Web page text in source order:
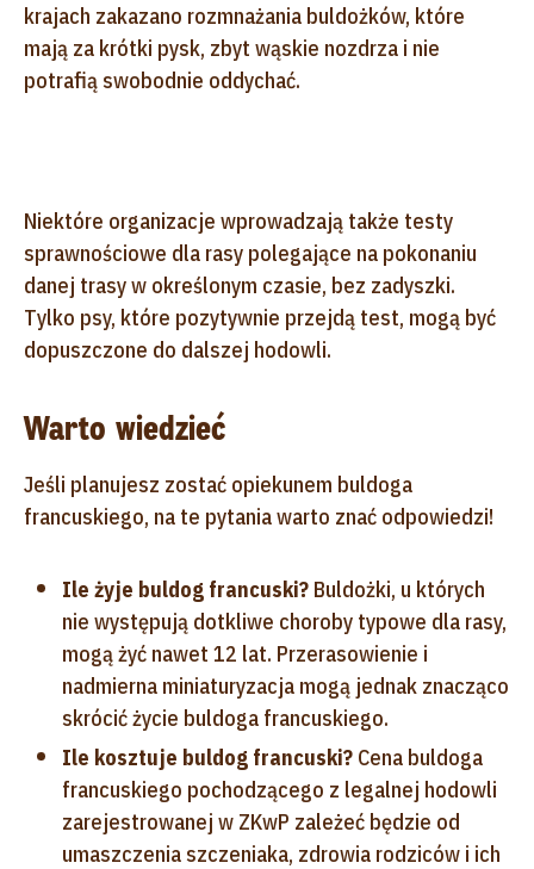
krajach zakazano rozmnażania buldożków, które
mają za krótki pysk, zbyt wąskie nozdrza i nie
potrafią swobodnie oddychać.
Niektóre organizacje wprowadzają także testy
sprawnościowe dla rasy polegające na pokonaniu
danej trasy w określonym czasie, bez zadyszki.
Tylko psy, które pozytywnie przejdą test, mogą być
dopuszczone do dalszej hodowli.
Warto wiedzieć
Jeśli planujesz zostać opiekunem buldoga
francuskiego, na te pytania warto znać odpowiedzi!
Ile żyje buldog francuski? Buldożki, u których
nie występują dotkliwe choroby typowe dla rasy,
mogą żyć nawet 12 lat. Przerasowienie i
nadmierna miniaturyzacja mogą jednak znacząco
skrócić życie buldoga francuskiego.
Ile kosztuje buldog francuski? Cena buldoga
francuskiego pochodzącego z legalnej hodowli
zarejestrowanej w ZKwP zależeć będzie od
umaszczenia szczeniaka, zdrowia rodziców i ich